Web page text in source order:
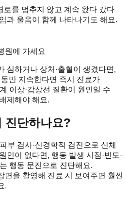
로를 멈추지 않고 계속 왔다 갔다
과 울음이 함께 나타나기도 해요.
원에 가세요
심하거나 상처·출혈이 생겼다면,
만 지속한다면 즉시 진료가
이상·갑상선 질환이 원인일 수
제해야 해요.
진단하나요?
부 검사·신경학적 검진으로 신체
인이 없다면, 행동 발생 시점·빈도·
행동 문진으로 진단해요.
면을 촬영해 진료 시 보여주면 훨씬
.